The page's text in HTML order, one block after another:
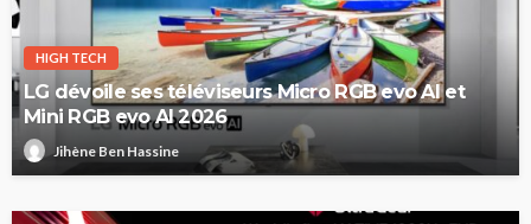
HIGH TECH
LG dévoile ses téléviseurs Micro RGB evo AI et
Mini RGB evo AI 2026
Jihène Ben Hassine